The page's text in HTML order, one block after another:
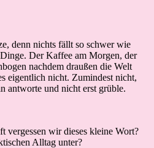
denn nichts fällt so schwer wie
Der Kaffee am Morgen, der
nachdem draußen die Welt
eigentlich nicht. Zumindest nicht,
antworte und nicht erst grüble.
vergessen wir dieses kleine Wort?
Alltag unter?